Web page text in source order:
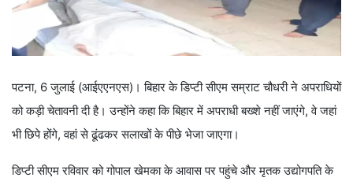
पटना, 6 जुलाई (आईएएनएस)। बिहार के डिप्टी सीएम सम्राट चौधरी ने अपराधियों
को कड़ी चेतावनी दी है। उन्होंने कहा कि बिहार में अपराधी बख्शे नहीं जाएंगे, वे जहां
भी छिपे होंगे, वहां से ढूंढकर सलाखों के पीछे भेजा जाएगा।
डिप्टी सीएम रविवार को गोपाल खेमका के आवास पर पहुंचे और मृतक उद्योगपति के